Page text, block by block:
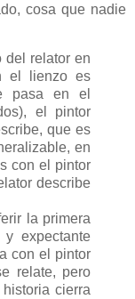
cosa que nadie
relator en
el lienzo es
pasa en el
el pintor
que es
en
con el pintor
describe
la primera
expectante
con el pintor
relate, pero
cierra